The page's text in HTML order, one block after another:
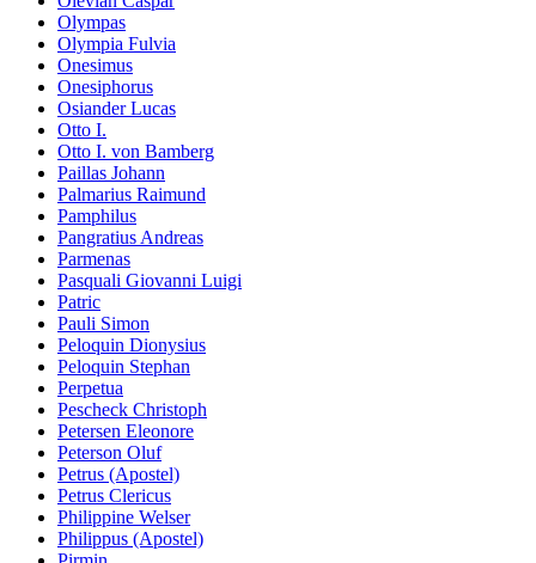
Olympas
Olympia Fulvia
Onesimus
Onesiphorus
Osiander Lucas
Otto I.
Otto I. von Bamberg
Paillas Johann
Palmarius Raimund
Pamphilus
Pangratius Andreas
Parmenas
Pasquali Giovanni Luigi
Patric
Pauli Simon
Peloquin Dionysius
Peloquin Stephan
Perpetua
Pescheck Christoph
Petersen Eleonore
Peterson Oluf
Petrus (Apostel)
Petrus Clericus
Philippine Welser
Philippus (Apostel)